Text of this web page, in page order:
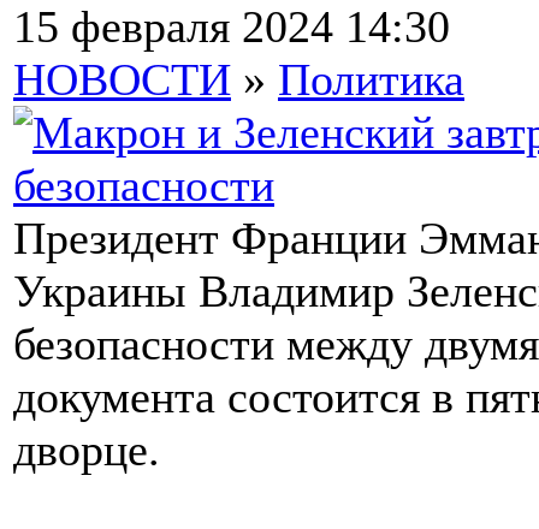
15 февраля 2024 14:30
НОВОСТИ » Политика
Президент Франции
Украины Владимир
безопасности между
документа состоится в
дворце.